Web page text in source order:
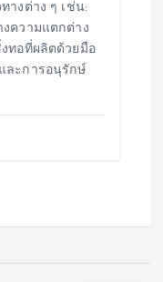
างต่าง ๆ เช่น:
ความแตกต่าง
ทอที่ผลิตด้วยมือ
ละการอนุรักษ์